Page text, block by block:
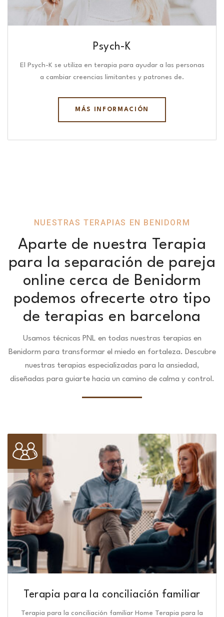
Psych-K
El Psych-K se utiliza en terapia para ayudar a las personas
a cambiar creencias limitantes y patrones de.
MÁS INFORMACIÓN
NUESTRAS TERAPIAS EN BENIDORM
Aparte de nuestra Terapia
para la separación de pareja
online cerca de Benidorm
podemos ofrecerte otro tipo
de terapias en barcelona
Usamos técnicas PNL en todas nuestras terapias en
Benidorm para transformar el miedo en fortaleza. Descubre
nuestras terapias especializadas para la ansiedad,
diseñadas para guiarte hacia un camino de calma y control.
Terapia para la conciliación familiar
Terapia para la conciliación familiar Home Terapia para la